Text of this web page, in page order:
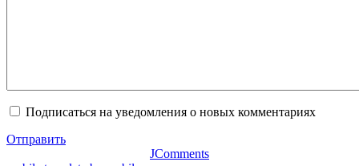
Подписаться на уведомления о новых комментариях
Отправить
JComments